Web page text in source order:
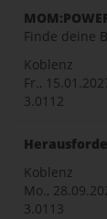
Finde deine
Koblenz
Fr.,
3.0112
Koblenz
Mo.,
3.0113